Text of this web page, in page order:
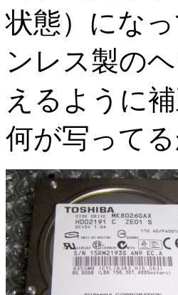
状態）にな
ンレス製の
えるように
何が写って